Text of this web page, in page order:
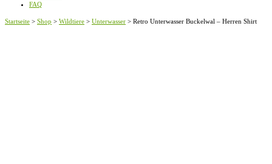
FAQ
Startseite > Shop > Wildtiere > Unterwasser > Retro Unterwasser Buckelwal – Herren Shirt